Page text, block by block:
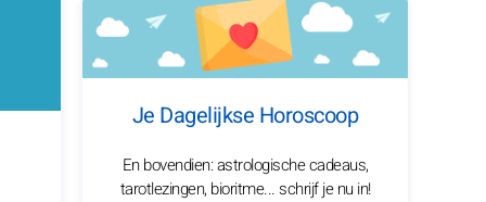
Je Dagelijkse Horoscoop
En bovendien: astrologische cadeaus,
tarotlezingen, bioritme... schrijf je nu in!